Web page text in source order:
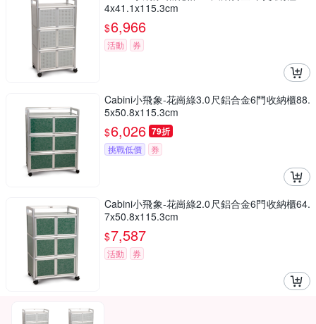
4x41.1x115.3cm
$6,966
活動 券
Cabini小飛象-花崗綠3.0尺鋁合金6門收納櫃88.
5x50.8x115.3cm
$6,026 79折
挑戰低價 券
Cabini小飛象-花崗綠2.0尺鋁合金6門收納櫃64.
7x50.8x115.3cm
$7,587
活動 券